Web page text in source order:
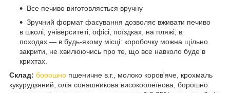
Все печиво виготовляється вручну
Зручний формат фасування дозволяє вживати печиво
в школі, університеті, офісі, поїздках, на пляжі, в
походах — в будь-якому місці: коробочку можна щільно
закрити, не хвилюючись про те, що все навколо буде в
крихтах.
Склад: борошно пшеничне в.г., молоко коров'яче, крохмаль
кукурудзяний, олія соняшникова високоолеїнова, борошно